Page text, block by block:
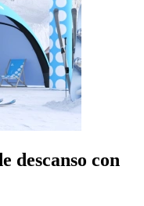
descanso con